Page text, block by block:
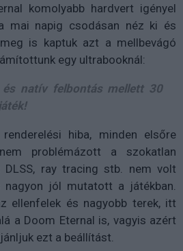
komolyabb hardvert igényel
mai napig csodásan néz ki és
is kaptuk azt a mellbevágó
egy ultrabooknál:
és natív felbontás mellett 30
hiba, minden elsőre
problémázott a szokatlan
DLSS, ray tracing stb. nem volt
jól mutatott a játékban.
ellenfelek és nagyobb terek, itt
a Doom Eternal is, vagyis azért
ezt a beállítást.